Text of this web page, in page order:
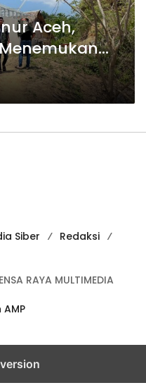
Aceh,
Siap
Siber
Redaksi
RAYA MULTIMEDIA